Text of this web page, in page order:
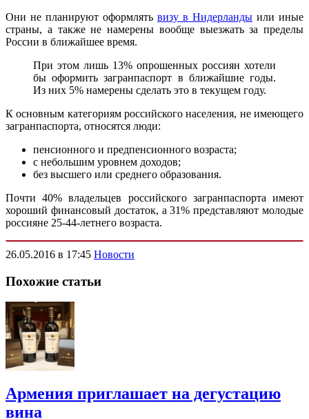
Они не планируют оформлять визу в Нидерланды или иные
страны, а также не намерены вообще выезжать за пределы
России в ближайшее время.
При этом лишь 13% опрошенных россиян хотели
бы оформить загранпаспорт в ближайшие годы.
Из них 5% намерены сделать это в текущем году.
К основным категориям российского населения, не имеющего
загранпаспорта, относятся люди:
пенсионного и предпенсионного возраста;
с небольшим уровнем доходов;
без высшего или среднего образования.
Почти 40% владельцев российского загранпаспорта имеют
хороший финансовый достаток, а 31% представляют молодые
россияне 25-44-летнего возраста.
26.05.2016 в 17:45 Новости
Похожие статьи
Армения приглашает на дегустацию
вина